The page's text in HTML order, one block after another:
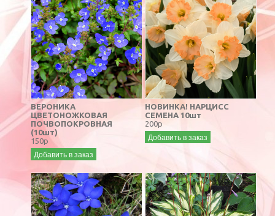
ВЕРОНИКА
ЦВЕТОНОЖКОВАЯ
ПОЧВОПОКРОВНАЯ
(10шт)
150р
Добавить в заказ
НОВИНКА! НАРЦИСС
СЕМЕНА 10шт
200р
Добавить в заказ